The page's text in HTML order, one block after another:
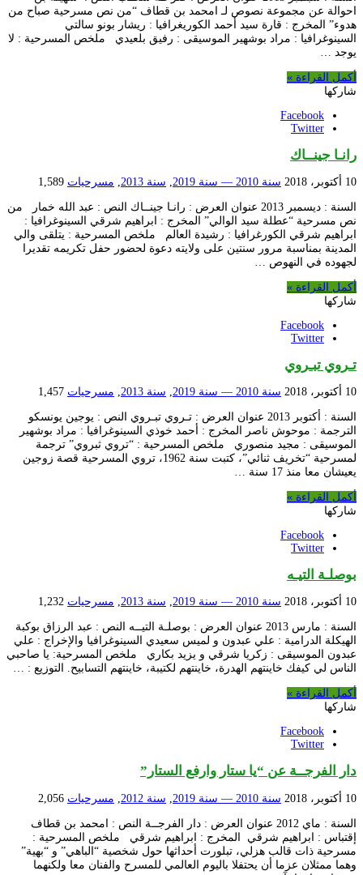
احوالة عن مجموعة نصوص لـ امحمد بن قطاف “من نص مسرحية صباح من
هدوء” المخرج : قارة سيد أحمد الكوريغرافيا : ريشار بونو سالتي
السينوغرافيا : مراد بوشهير الموسيقى : رفيق بلعيدي ملخص المسرحية : لا
يوجد …
أكمل القراءة »
شاركها
Facebook
Twitter
رانـا جينــاك
10 أكتوبر، 2018 سنة 2010 — سنة 2019 سنة 2013 مسرحيات 1,589
السنة : ديسمبر 2013 عنوان العرض : رانـا جينــاك النص : عبد الله خمار من
نص مسرحية “عطلة سيد الوالي” المخرج : ابراهيم شرقي السينوغرافيا :
ابراهيم شرقي الكورغرافيا : رشيدة العالم ملخص المسرحية : يتلقى والي
المدينة بمناسبة مرور سنتين على ولايته دعوة لحضور حفل تكريمه تقديرا
لجهوده في النهوص …
أكمل القراءة »
شاركها
Facebook
Twitter
تـروي تبـروي
10 أكتوبر، 2018 سنة 2010 — سنة 2019 , سنة 2013 , مسرحيات 1,457
السنة : أكتوبر 2013 عنوان العرض : تـروي تبـروي النص : يوجين يونسكو
الترجمة : موحوش ناصر المخرج : أحمد خوذي السينوغرافيا : مراد بوشهير
الموسيقى : مجيد منصوري ملخص المسرحية : “تروي ثبروي” ترجمة
لمسرحية “تخريف ثنائي”، كتبت سنة 1962، تروي المسرحية قصة زوجين
يعيشان معا منذ 17 سنة …
أكمل القراءة »
شاركها
Facebook
Twitter
بوصلـة التيـه
10 أكتوبر، 2018 سنة 2010 — سنة 2019 , سنة 2013 , مسرحيات 1,232
السنة : مارس 2013 عنوان العرض : بوصلـة التيــه النص : عبد الرزاق بوكبة
الهيكلة الدرامية : علي عبدون و لميس سعيدي السينوغرافيا والإخراج : علي
عبدون الموسيقى : زكريا شرقي و يزيد بكاري ملخص المسرحية: يا صاحبي
الناس لي كيفك خاينتهم الهدرة، خاينتهم لكتيبة، خاينتهم التسابيح. التوزيع : …
أكمل القراءة »
شاركها
Facebook
Twitter
دار الفرجــة عن “يا ستار وارفع الستار”
10 أكتوبر، 2018 سنة 2010 — سنة 2019 سنة 2012 مسرحيات 2,056
السنة : ماي 2012 عنوان العرض : دار الفرجــة النص : امحمد بن قطاف
إقتباس : ابراهيم شرقي المخرج : ابراهيم شرقي ملخص المسرحية :
مسرحية ذات قالب هزلي، تبلورت أحداثها حول شخصية “الباهي” و “بهية”
وهما ممثلان عزما أن يحتفلا باليوم العالمي للمسرح والفنان معا ولكنهما